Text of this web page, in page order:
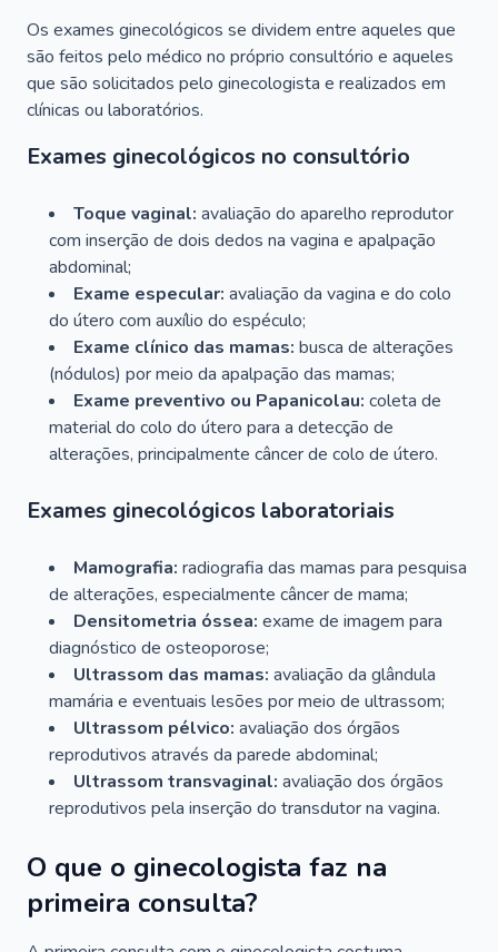
Os exames ginecológicos se dividem entre aqueles que
são feitos pelo médico no próprio consultório e aqueles
que são solicitados pelo ginecologista e realizados em
clínicas ou laboratórios.
Exames ginecológicos no consultório
Toque vaginal: avaliação do aparelho reprodutor
com inserção de dois dedos na vagina e apalpação
abdominal;
Exame especular: avaliação da vagina e do colo
do útero com auxílio do espéculo;
Exame clínico das mamas: busca de alterações
(nódulos) por meio da apalpação das mamas;
Exame preventivo ou Papanicolau: coleta de
material do colo do útero para a detecção de
alterações, principalmente câncer de colo de útero.
Exames ginecológicos laboratoriais
Mamografia: radiografia das mamas para pesquisa
de alterações, especialmente câncer de mama;
Densitometria óssea: exame de imagem para
diagnóstico de osteoporose;
Ultrassom das mamas: avaliação da glândula
mamária e eventuais lesões por meio de ultrassom;
Ultrassom pélvico: avaliação dos órgãos
reprodutivos através da parede abdominal;
Ultrassom transvaginal: avaliação dos órgãos
reprodutivos pela inserção do transdutor na vagina.
O que o ginecologista faz na
primeira consulta?